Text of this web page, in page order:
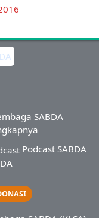
SABDA
Podcast SABDA